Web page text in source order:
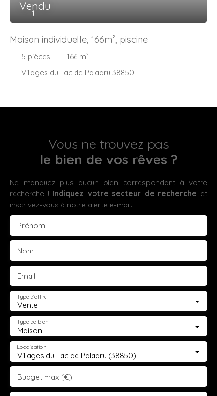
Vendu
1
Maison individuelle, 166m², piscine
5 pièces 166 m²
Villages du Lac de Paladru 38850
Vous ne trouvez pas
le bien de vos rêves ?
Ne manquez plus aucun bien correspondant à votre
recherche ! Indiquez votre secteur de recherche et
inscrivez-vous à notre alerte e-mail.
Prénom
Nom
Email
Vente
Type d'offre
Maison
Type de bien
Villages du Lac de Paladru (38850)
Localisation
Budget max (€)